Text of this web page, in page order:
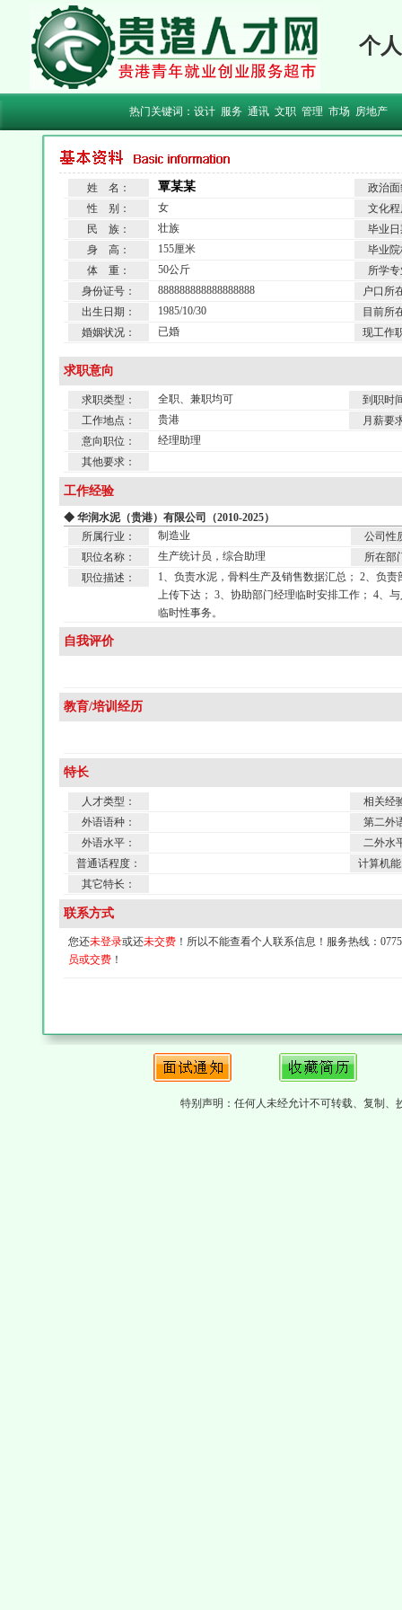
个
热门关键词： 设计 服务 通讯 文职 管理 市场 房地产
姓 名： 覃某某
政治
性 别：
女
文化
民 族：
壮族
毕业
身 高：
155厘米
毕业
体 重：
50公斤
所学
身份证号：
888888888888888888
户口所
出生日期：
1985/10/30
目前所
婚姻状况：
已婚 现工作
求职意向
求职类型： 全职、兼职均可
到职时
工作地点：
贵港
月薪要
意向职位：
经理助理
其他要求：
工作经验
◆ 华润水泥（贵港）有限公司（2010-2025）
所属行业：
制造业
公司性
职位名称：
生产统计员，综合助理
所在部
职位描述：
1、负责水泥，骨料生产及销售数据汇总； 2、负
上传下达； 3、协助部门经理临时安排工作； 4、
临时性事务。
自我评价
教育/培训经历
特长
人才类型：
相关经
外语语种：
第二外
外语水平：
二外水
普通话程度：
计算机
其它特长：
联系方式
您还未登录或还未交费 ！所以不能查看个人联系信息！服务热线：
员或交费 ！
特别声明：任何人未经允计不可转载、复制